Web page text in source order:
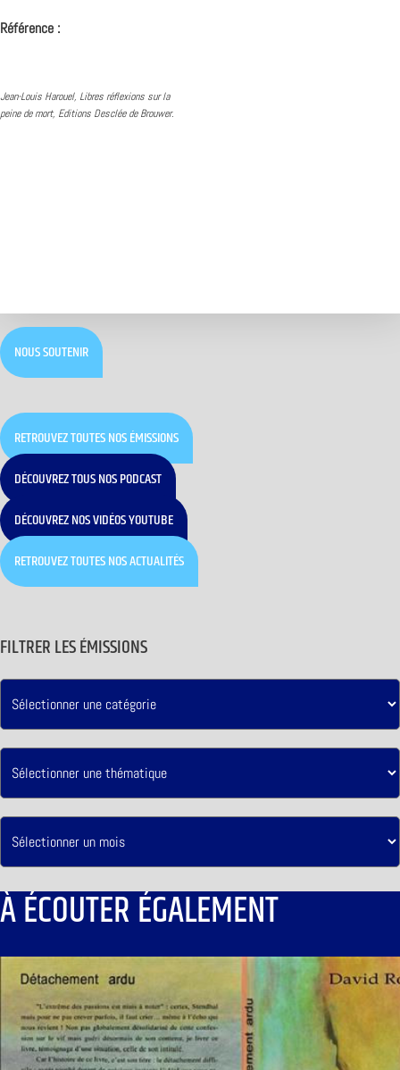
Référence :
Jean-Louis Harouel, Libres réflexions sur la
peine de mort, Editions Desclée de Brouwer.
NOUS SOUTENIR
RETROUVEZ TOUTES NOS ÉMISSIONS
DÉCOUVREZ TOUS NOS PODCAST
DÉCOUVREZ NOS VIDÉOS YOUTUBE
RETROUVEZ TOUTES NOS ACTUALITÉS
FILTRER LES ÉMISSIONS
À ÉCOUTER ÉGALEMENT